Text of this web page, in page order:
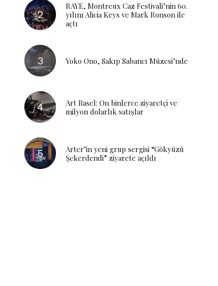
RAYE, Montreux Caz Festivali’nin 60.
yılını Alicia Keys ve Mark Ronson ile
açtı
Yoko Ono, Sakıp Sabancı Müzesi’nde
Art Basel: On binlerce ziyaretçi ve
milyon dolarlık satışlar
Arter’in yeni grup sergisi “Gökyüzü
Şekerdendi” ziyarete açıldı